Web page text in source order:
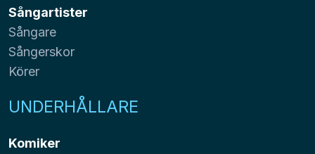
Sångartister
Sångare
Sångerskor
Körer
UNDERHÅLLARE
Komiker